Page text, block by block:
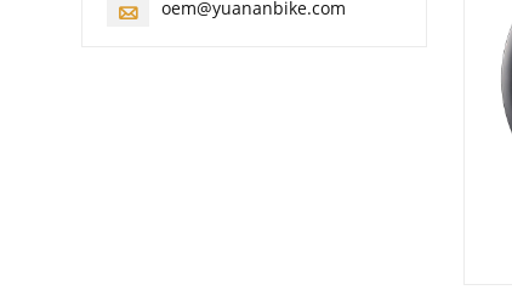
 oem@yuananbike.com